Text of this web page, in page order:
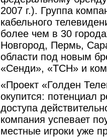
2007 г.). Группа
кабельного
более чем в 30
Новгород, Пермь,
области под новым
«Сенди», «ТСН» и
«Проект «Голден
окупится: потенциал
доступа
компания успевает
местные игроки уже